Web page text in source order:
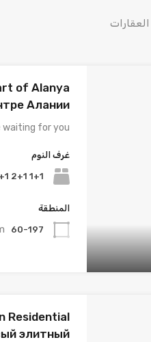
العقارات
of Alanya
Алании
waiting for you…
غرف النوم
1+1 2+1 3+1 4+1
المنطقة
60-197
Residential
элитный